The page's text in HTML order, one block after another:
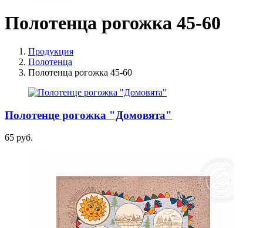
Полотенца рогожка 45-60
Продукция
Полотенца
Полотенца рогожка 45-60
Полотенце рогожка "Домовята"
65 руб.